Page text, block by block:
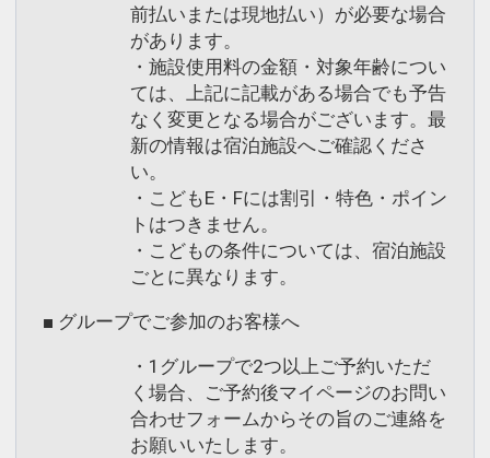
前払いまたは現地払い）が必要な場合
があります。
・施設使用料の金額・対象年齢につい
ては、上記に記載がある場合でも予告
なく変更となる場合がございます。最
新の情報は宿泊施設へご確認くださ
い。
・こどもE・Fには割引・特色・ポイン
トはつきません。
・こどもの条件については、宿泊施設
ごとに異なります。
■ グループでご参加のお客様へ
・1グループで2つ以上ご予約いただ
く場合、ご予約後マイページのお問い
合わせフォームからその旨のご連絡を
お願いいたします。